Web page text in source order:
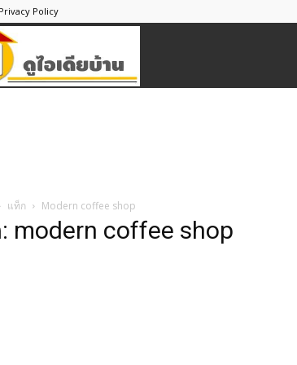
Privacy Policy
แท็ก Modern coffee shop
modern coffee shop